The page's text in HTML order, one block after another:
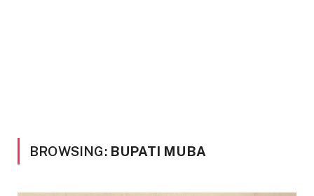
BROWSING: BUPATI MUBA